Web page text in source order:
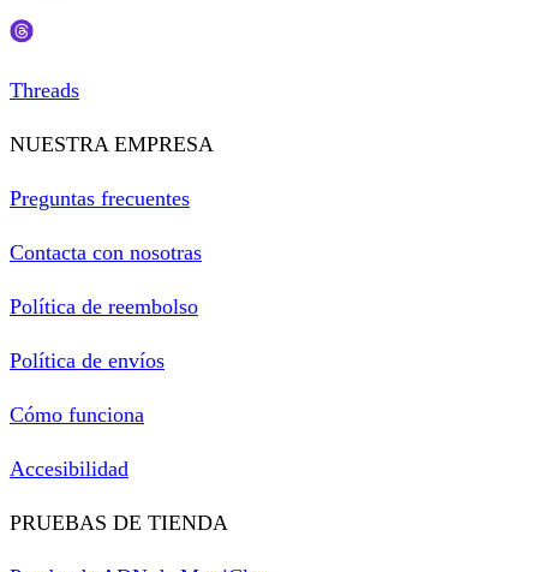
Threads
NUESTRA EMPRESA
Preguntas frecuentes
Contacta con nosotras
Política de reembolso
Política de envíos
Cómo funciona
Accesibilidad
PRUEBAS DE TIENDA